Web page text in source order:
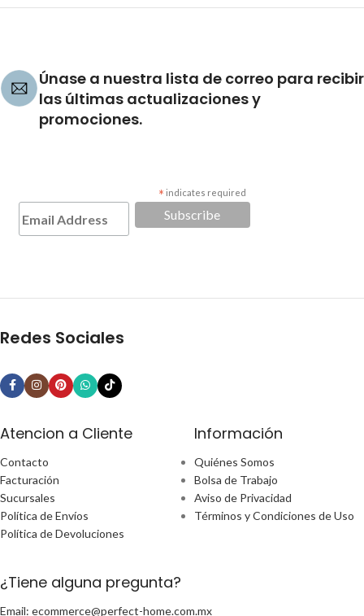
Únase a nuestra lista de correo para recibir
las últimas actualizaciones y
promociones.
* indicates required
Redes Sociales
Atencion a Cliente
Contacto
Facturación
Sucursales
Política de Envíos
Política de Devoluciones
Información
Quiénes Somos
Bolsa de Trabajo
Aviso de Privacidad
Términos y Condiciones de Uso
¿Tiene alguna pregunta?
Email: ecommerce@perfect-home.com.mx